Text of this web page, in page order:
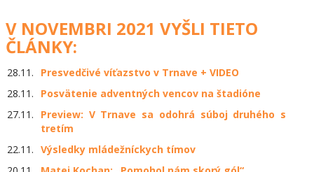
V NOVEMBRI 2021 VYŠLI TIETO
ČLÁNKY:
28.11.
Presvedčivé víťazstvo v Trnave + VIDEO
28.11.
Posvätenie adventných vencov na štadióne
27.11.
Preview: V Trnave sa odohrá súboj druhého s
tretím
22.11. Výsledky mládežníckych tímov